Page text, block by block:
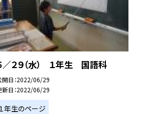
／２９（水） １年生 国語科
開日 2022/06/29
新日 2022/06/29
１年生のページ